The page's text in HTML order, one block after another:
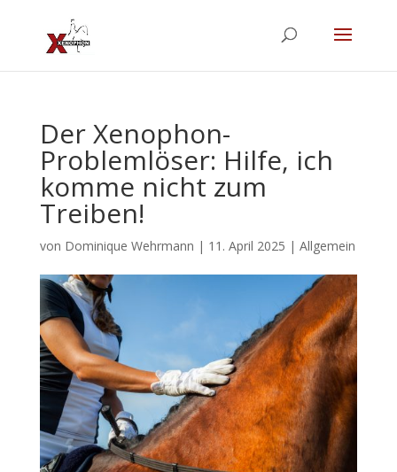
Der Xenophon-
Problemlöser: Hilfe, ich
komme nicht zum
Treiben!
von Dominique Wehrmann | 11. April 2025 | Allgemein